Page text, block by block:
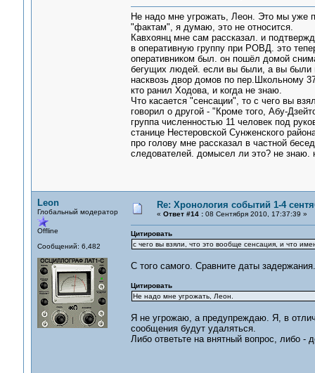
Не надо мне угрожать, Леон. Это мы уже
"фактам", я думаю, это не относится.
Кавхоянц мне сам рассказал. и
в оперативную группу при РОВД. это
оперативником был. он пошёл домой
бегущих людей. если вы были, а вы были
насквозь двор домов по пер.Школьному
кто ранил Ходова, и когда не знаю.
Что касается "сенсации", то с чего вы
говорил о другой - "Кроме того, Абу-
группа численностью 11 человек под
станице Нестеровской Сунженского
про голову мне рассказал в частной
следователей. домысел ли это? не
Leon
Глобальный модератор
Offline
Сообщений: 6,482
Re: Хронология событий 1-4
« Ответ #14 :08 Сентября 2010, 17:37:39 »
Цитировать
с чего вы взяли, что это вообще сенсация, и что
С того самого. Сравните даты задержания.
Цитировать
Не надо мне угрожать, Леон.
Я не угрожаю, а предупреждаю. Я, в
сообщения будут удаляться.
Либо ответьте на внятный вопрос, либо -